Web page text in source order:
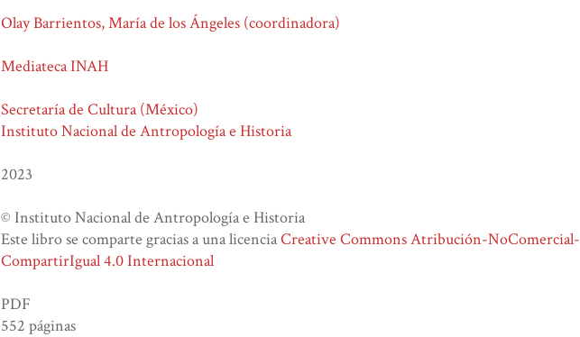
Olay Barrientos, María de los Ángeles (coordinadora)
Mediateca INAH
Secretaría de Cultura (México)
Instituto Nacional de Antropología e Historia
2023
© Instituto Nacional de Antropología e Historia
Este libro se comparte gracias a una licenciaCreative Commons Atribución-NoComercial-
CompartirIgual 4.0 Internacional
PDF
552 páginas